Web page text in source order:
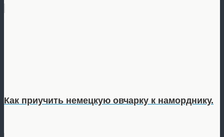
Как приучить немецкую овчарку к наморднику.